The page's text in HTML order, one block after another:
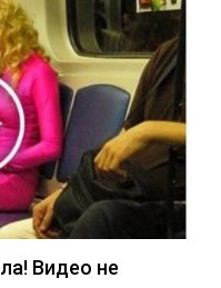
Видео не